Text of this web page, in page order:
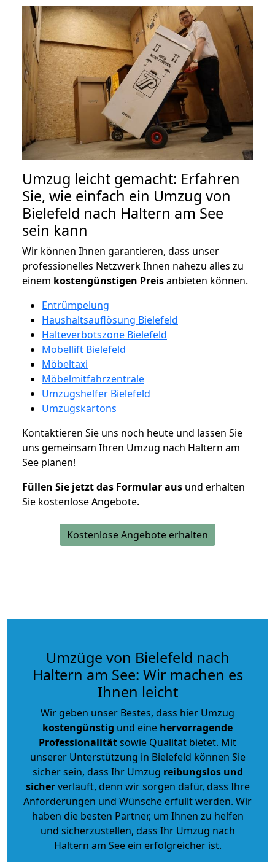
Umzug leicht gemacht: Erfahren
Sie, wie einfach ein Umzug von
Bielefeld nach Haltern am See
sein kann
Wir können Ihnen garantieren, dass unser
professionelles Netzwerk Ihnen nahezu alles zu
einem kostengünstigen Preisanbieten können.
Entrümpelung
Haushaltsauflösung Bielefeld
Halteverbotszone Bielefeld
Möbellift Bielefeld
Möbeltaxi
Möbelmitfahrzentrale
Umzugshelfer Bielefeld
Umzugskartons
Kontaktieren Sie uns noch heute und lassen Sie
uns gemeinsam Ihren Umzug nach Haltern am
See planen!
Füllen Sie jetzt das Formular aus und erhalten
Sie kostenlose Angebote.
Kostenlose Angebote erhalten
Umzüge von Bielefeld nach
Haltern am See: Wir machen es
Ihnen leicht
Wir geben unser Bestes, dass hier Umzug
kostengünstig und eine hervorragende
Professionalitätsowie Qualität bietet. Mit
unserer Unterstützung in Bielefeld können Sie
sicher sein, dass Ihr Umzug reibungslos und
sicherverläuft, denn wir sorgen dafür, dass Ihre
Anforderungen und Wünsche erfüllt werden. Wir
haben die besten Partner, um Ihnen zu helfen
und sicherzustellen, dass Ihr Umzug nach
Haltern am See ein erfolgreicher ist.